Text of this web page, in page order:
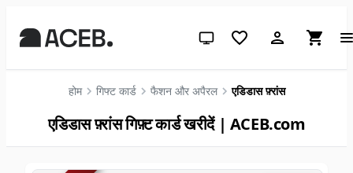
सिस्टम थीम (लाइट के लिए क्लिक करें)
होम गिफ्ट कार्ड फैशन और अपैरल एडिडास फ़्रांस
एडिडास फ़्रांस गिफ़्ट कार्ड खरीदें | ACEB.com